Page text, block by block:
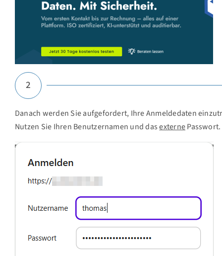
2
Danach werden Sie aufgefordert, Ihre Anmeldedaten
Nutzen Sie Ihren Benutzernamen und dasexternePasswort.